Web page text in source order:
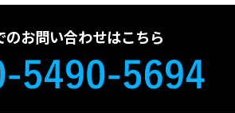
のお問い合わせはこちら